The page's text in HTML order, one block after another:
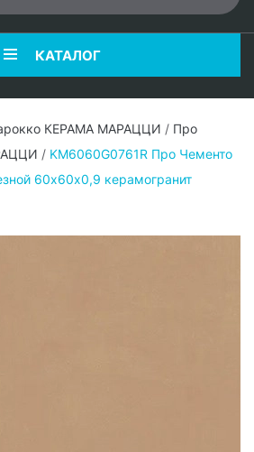
КАТАЛОГ
КЕРАМА МАРАЦЦИ / Про
/ KM6060G0761R Про Чементо
60х60x0,9 керамогранит